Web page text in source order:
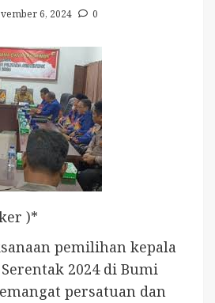
6, 2024 0
)*
pemilihan kepala
2024 di Bumi
persatuan dan